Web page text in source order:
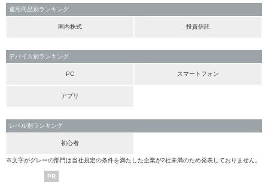
運用商品別ランキング
国内株式 投資信託
デバイス別ランキング
PC スマートフォン
アプリ
レベル別ランキング
初心者
※文字がグレーの部門は当社規定の条件を満たした企業が2社未満のため発表しておりません。
PR